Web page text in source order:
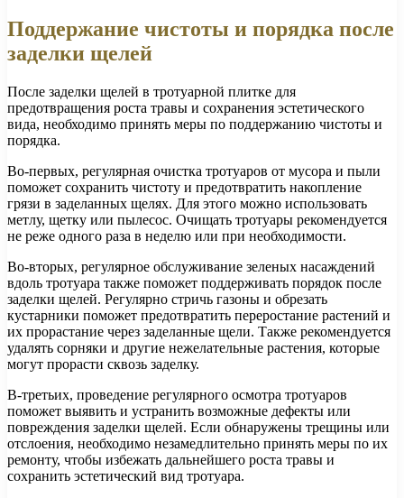
Поддержание чистоты и порядка после
заделки щелей
После заделки щелей в тротуарной плитке для
предотвращения роста травы и сохранения эстетического
вида, необходимо принять меры по поддержанию чистоты и
порядка.
Во-первых, регулярная очистка тротуаров от мусора и пыли
поможет сохранить чистоту и предотвратить накопление
грязи в заделанных щелях. Для этого можно использовать
метлу, щетку или пылесос. Очищать тротуары рекомендуется
не реже одного раза в неделю или при необходимости.
Во-вторых, регулярное обслуживание зеленых насаждений
вдоль тротуара также поможет поддерживать порядок после
заделки щелей. Регулярно стричь газоны и обрезать
кустарники поможет предотвратить переростание растений и
их прорастание через заделанные щели. Также рекомендуется
удалять сорняки и другие нежелательные растения, которые
могут прорасти сквозь заделку.
В-третьих, проведение регулярного осмотра тротуаров
поможет выявить и устранить возможные дефекты или
повреждения заделки щелей. Если обнаружены трещины или
отслоения, необходимо незамедлительно принять меры по их
ремонту, чтобы избежать дальнейшего роста травы и
сохранить эстетический вид тротуара.